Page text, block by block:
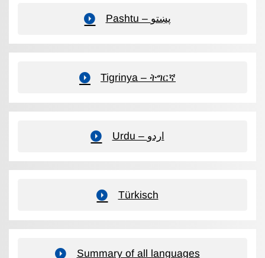
Pashtu – پښتو
Tigrinya – ትግርኛ
Urdu – اردو
Türkisch
Summary of all languages